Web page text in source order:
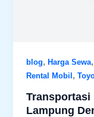
blog,Harga Sewa
Rental Mobil ,
Transportasi
Lampung